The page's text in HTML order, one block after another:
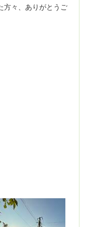
方々、ありがとうご